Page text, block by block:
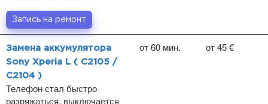
Запись на ремонт
Замена аккумулятора
Sony Xperia L ( C2105 /
C2104 )
Телефон стал быстро
разряжаться, выключается
от 60 мин. от 45 €